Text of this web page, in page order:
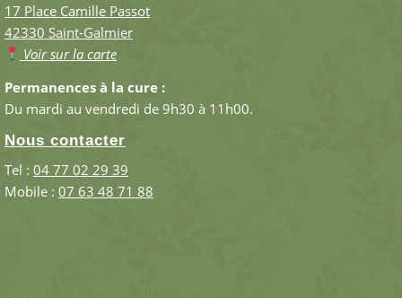
17 Place Camille Passot
42330 Saint-Galmier
Voir sur la carte
Permanences à la cure :
Du mardi au vendredi de 9h30 à 11h00.
Nous contacter
Tel : 04 77 02 29 39
Mobile : 07 63 48 71 88